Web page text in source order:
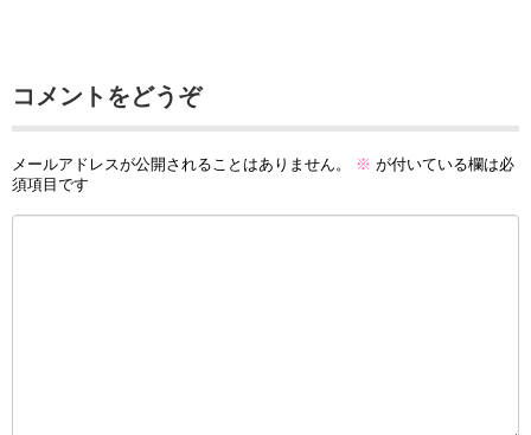
コメントをどうぞ
メールアドレスが公開されることはありません。 ※ が付いている欄は必
須項目です